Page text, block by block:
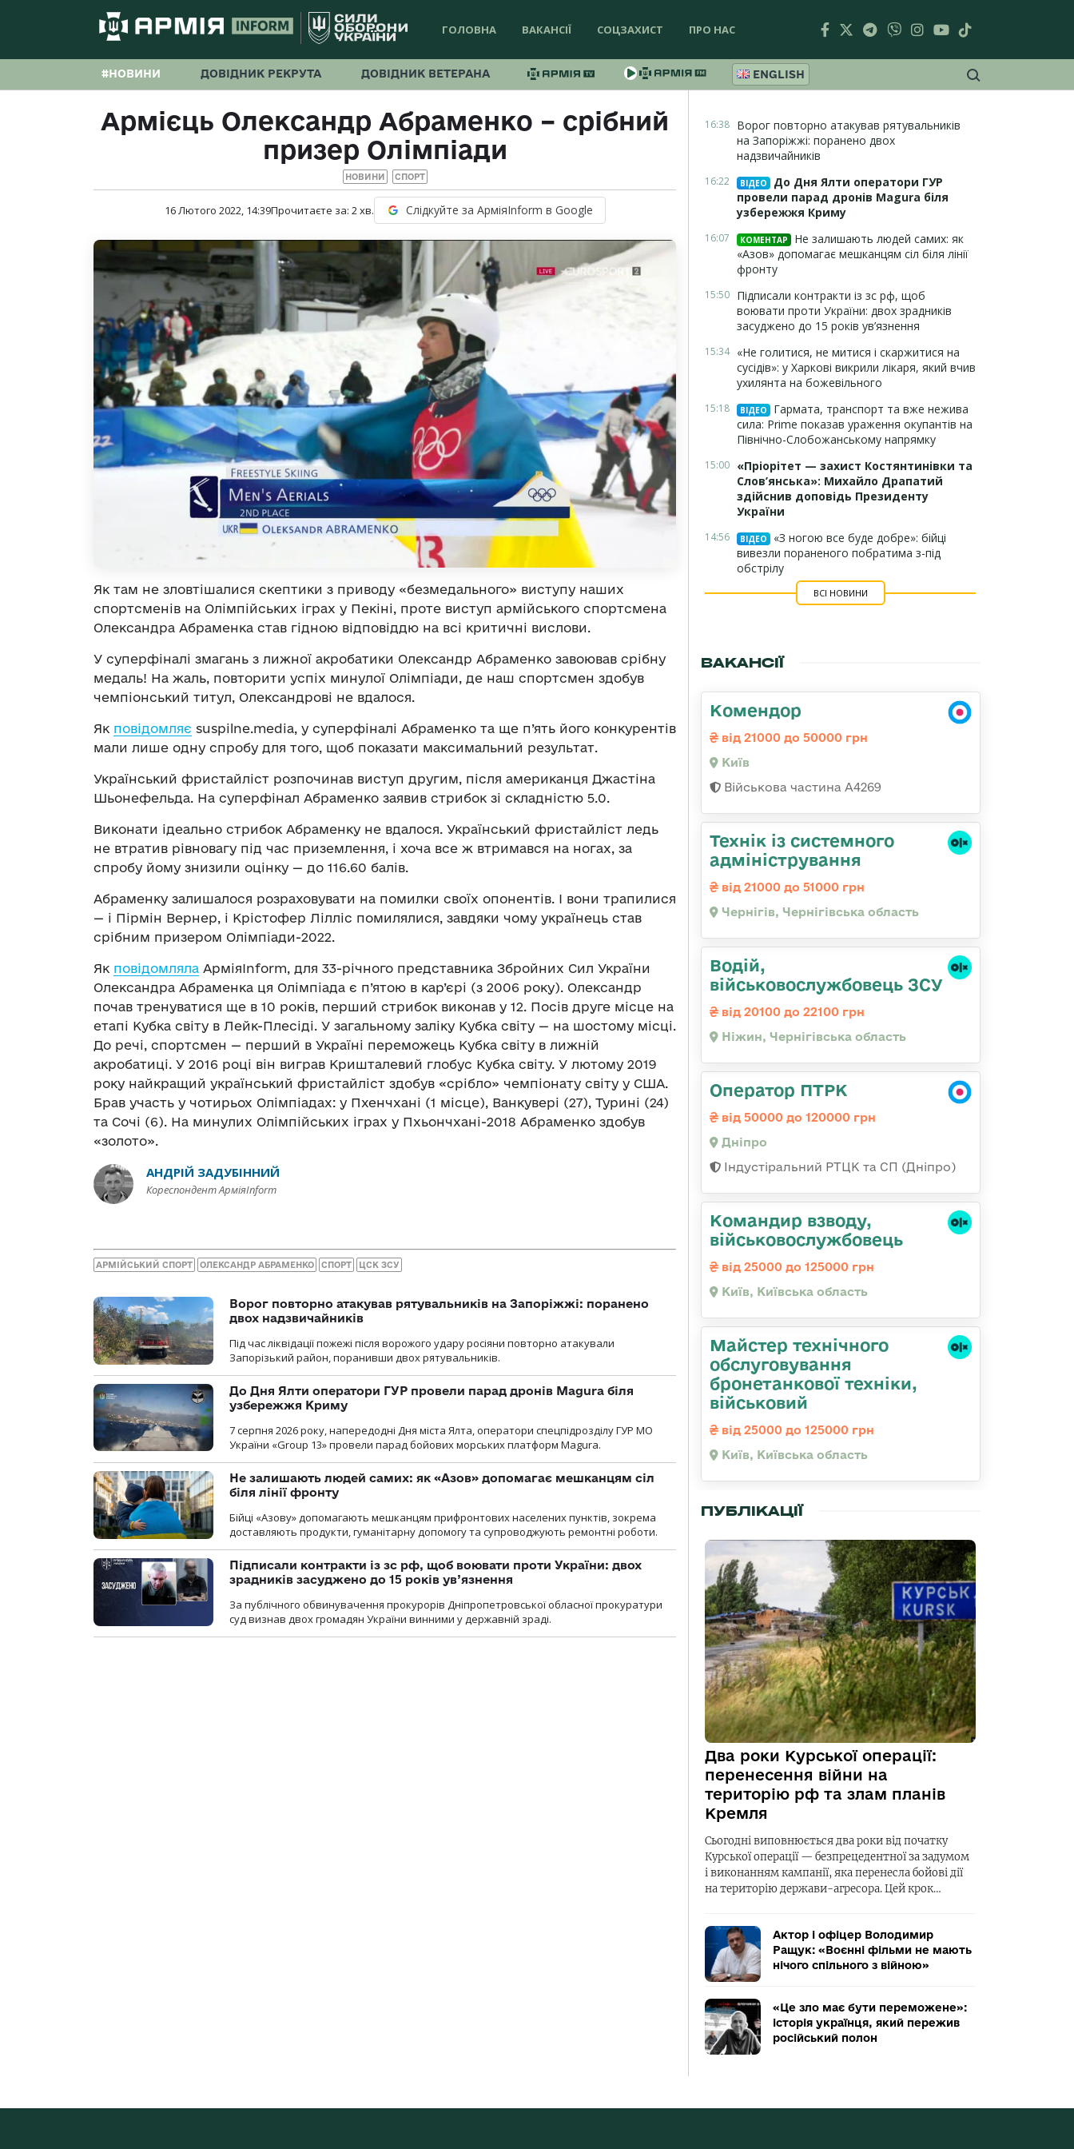
ГОЛОВНА ВАКАНСІЇ СОЦЗАХИСТ ПРО НАС
#НОВИНИ ДОВІДНИК РЕКРУТА ДОВІДНИК ВЕТЕРАНА ENGLISH
Армієць Олександр Абраменко – срібний
призер Олімпіади
НОВИНИ СПОРТ
16 Лютого 2022, 14:39Прочитаєте за: 2хв. Слідкуйте за АрміяInform в Google
Як там не зловтішалися скептики з приводу «безмедального» виступу наших
спортсменів на Олімпійських іграх у Пекіні, проте виступ армійського спортсмена
Олександра Абраменка став гідною відповіддю на всі критичні вислови.
У суперфіналі змагань з лижної акробатики Олександр Абраменко завоював срібну
медаль! На жаль, повторити успіх минулої Олімпіади, де наш спортсмен здобув
чемпіонський титул, Олександрові не вдалося.
Як повідомляє suspilne.media, у суперфіналі Абраменко та ще п’ять його конкурентів
мали лише одну спробу для того, щоб показати максимальний результат.
Український фристайліст розпочинав виступ другим, після американця Джастіна
Шьонефельда. На суперфінал Абраменко заявив стрибок зі складністю 5.0.
Виконати ідеально стрибок Абраменку не вдалося. Український фристайліст ледь
не втратив рівновагу під час приземлення, і хоча все ж втримався на ногах, за
спробу йому знизили оцінку — до 116.60 балів.
Абраменку залишалося розраховувати на помилки своїх опонентів. І вони трапилися
— і Пірмін Вернер, і Крістофер Лілліс помилялися, завдяки чому українець став
срібним призером Олімпіади-2022.
Як повідомляла АрміяInform, для 33-річного представника Збройних Сил України
Олександра Абраменка ця Олімпіада є п’ятою в кар’єрі (з 2006 року). Олександр
почав тренуватися ще в 10 років, перший стрибок виконав у 12. Посів друге місце на
етапі Кубка світу в Лейк-Плесіді. У загальному заліку Кубка світу — на шостому місці.
До речі, спортсмен — перший в Україні переможець Кубка світу в лижній
акробатиці. У 2016 році він виграв Кришталевий глобус Кубка світу. У лютому 2019
року найкращий український фристайліст здобув «срібло» чемпіонату світу у США.
Брав участь у чотирьох Олімпіадах: у Пхенчхані (1 місце), Ванкувері (27), Турині (24)
та Сочі (6). На минулих Олімпійських іграх у Пхьончхані-2018 Абраменко здобув
«золото».
АНДРІЙ ЗАДУБІННИЙ
Кореспондент АрміяInform
АРМІЙСЬКИЙ СПОРТ ОЛЕКСАНДР АБРАМЕНКО СПОРТ ЦСК ЗСУ
Ворог повторно атакував рятувальників на Запоріжжі: поранено
двох надзвичайників
Під час ліквідації пожежі після ворожого удару росіяни повторно атакували
Запорізький район, поранивши двох рятувальників.
До Дня Ялти оператори ГУР провели парад дронів Magura біля
узбережжя Криму
7 серпня 2026 року, напередодні Дня міста Ялта, оператори спецпідрозділу ГУР МО
України «Group 13» провели парад бойових морських платформ Magura.
Не залишають людей самих: як «Азов» допомагає мешканцям сіл
біля лінії фронту
Бійці «Азову» допомагають мешканцям прифронтових населених пунктів, зокрема
доставляють продукти, гуманітарну допомогу та супроводжують ремонтні роботи.
Підписали контракти із зс рф, щоб воювати проти України: двох
зрадників засуджено до 15 років ув’язнення
За публічного обвинувачення прокурорів Дніпропетровської обласної прокуратури
суд визнав двох громадян України винними у державній зраді.
16:38 Ворог повторно атакував рятувальників
на Запоріжжі: поранено двох
надзвичайників
16:22 ВІДЕО
До Дня Ялти оператори ГУР
провели парад дронів Magura біля
узбережжя Криму
16:07 КОМЕНТАР
Не залишають людей самих: як
«Азов» допомагає мешканцям сіл біля лінії
фронту
15:50 Підписали контракти із зс рф, щоб
воювати проти України: двох зрадників
засуджено до 15 років ув’язнення
15:34 «Не голитися, не митися і скаржитися на
сусідів»: у Харкові викрили лікаря, який вчив
ухилянта на божевільного
15:18 ВІДЕО
Гармата, транспорт та вже нежива
сила: Prime показав ураження окупантів на
Північно-Слобожанському напрямку
15:00 «Пріорітет — захист Костянтинівки та
Слов’янська»: Михайло Драпатий
здійснив доповідь Президенту
України
14:56 ВІДЕО
«З ногою все буде добре»: бійці
вивезли пораненого побратима з-під
обстрілу
ВСІ НОВИНИ
ВАКАНСІЇ
Комендор
від 21000 до 50000 грн
Київ
Військова частина А4269
Технік із системного
адміністрування
від 21000 до 51000 грн
Чернігів, Чернігівська область
Водій,
військовослужбовець ЗСУ
від 20100 до 22100 грн
Ніжин, Чернігівська область
Оператор ПТРК
від 50000 до 120000 грн
Дніпро
Індустіральний РТЦК та СП (Дніпро)
Командир взводу,
військовослужбовець
від 25000 до 125000 грн
Київ, Київська область
Майстер технічного
обслуговування
бронетанкової техніки,
військовий
від 25000 до 125000 грн
Київ, Київська область
ПУБЛІКАЦІЇ
Два роки Курської операції:
перенесення війни на
територію рф та злам планів
Кремля
Сьогодні виповнюється два роки від початку
Курської операції — безпрецедентної за задумом
і виконанням кампанії, яка перенесла бойові дії
на територію держави-агресора. Цей крок…
Актор і офіцер Володимир
Ращук: «Воєнні фільми не мають
нічого спільного з війною»
«Це зло має бути переможене»:
історія українця, який пережив
російський полон